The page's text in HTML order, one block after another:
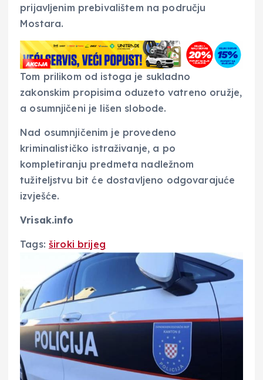
prijavljenim prebivalištem na području
Mostara.
Tom prilikom od istoga je sukladno
zakonskim propisima oduzeto vatreno oružje,
a osumnjičeni je lišen slobode.
Nad osumnjičenim je provedeno
kriminalističko istraživanje, a po
kompletiranju predmeta nadležnom
tužiteljstvu bit će dostavljeno odgovarajuće
izvješće.
Vrisak.info
Tags: široki brijeg